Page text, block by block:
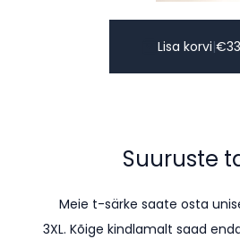
Lisa korvi|€
Suuruste
Meie t-särke saate osta
3XL. Kõige kindlamalt saad